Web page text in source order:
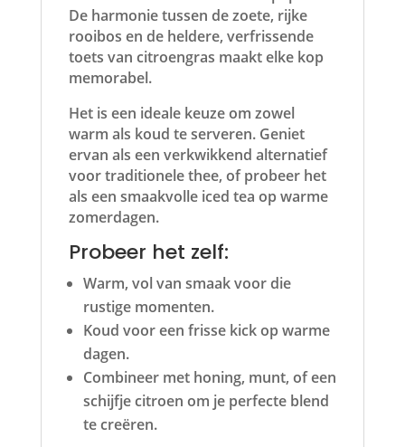
De harmonie tussen de zoete, rijke
rooibos en de heldere, verfrissende
toets van citroengras maakt elke kop
memorabel.
Het is een ideale keuze om zowel
warm als koud te serveren. Geniet
ervan als een verkwikkend alternatief
voor traditionele thee, of probeer het
als een smaakvolle iced tea op warme
zomerdagen.
Probeer het zelf:
Warm, vol van smaak voor die
rustige momenten.
Koud voor een frisse kick op warme
dagen.
Combineer met honing, munt, of een
schijfje citroen om je perfecte blend
te creëren.